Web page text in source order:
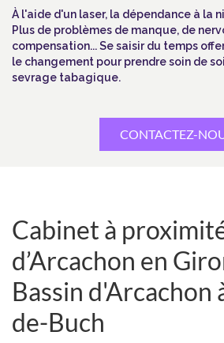
À l'aide d'un laser, la dépendance à la
Plus de problèmes de manque, de
compensation... Se saisir du temps
le changement pour prendre soin de
sevrage tabagique.
CONTACTEZ-
Cabinet à
d’Arcachon en
Bassin d'Arcachon
de-Buch